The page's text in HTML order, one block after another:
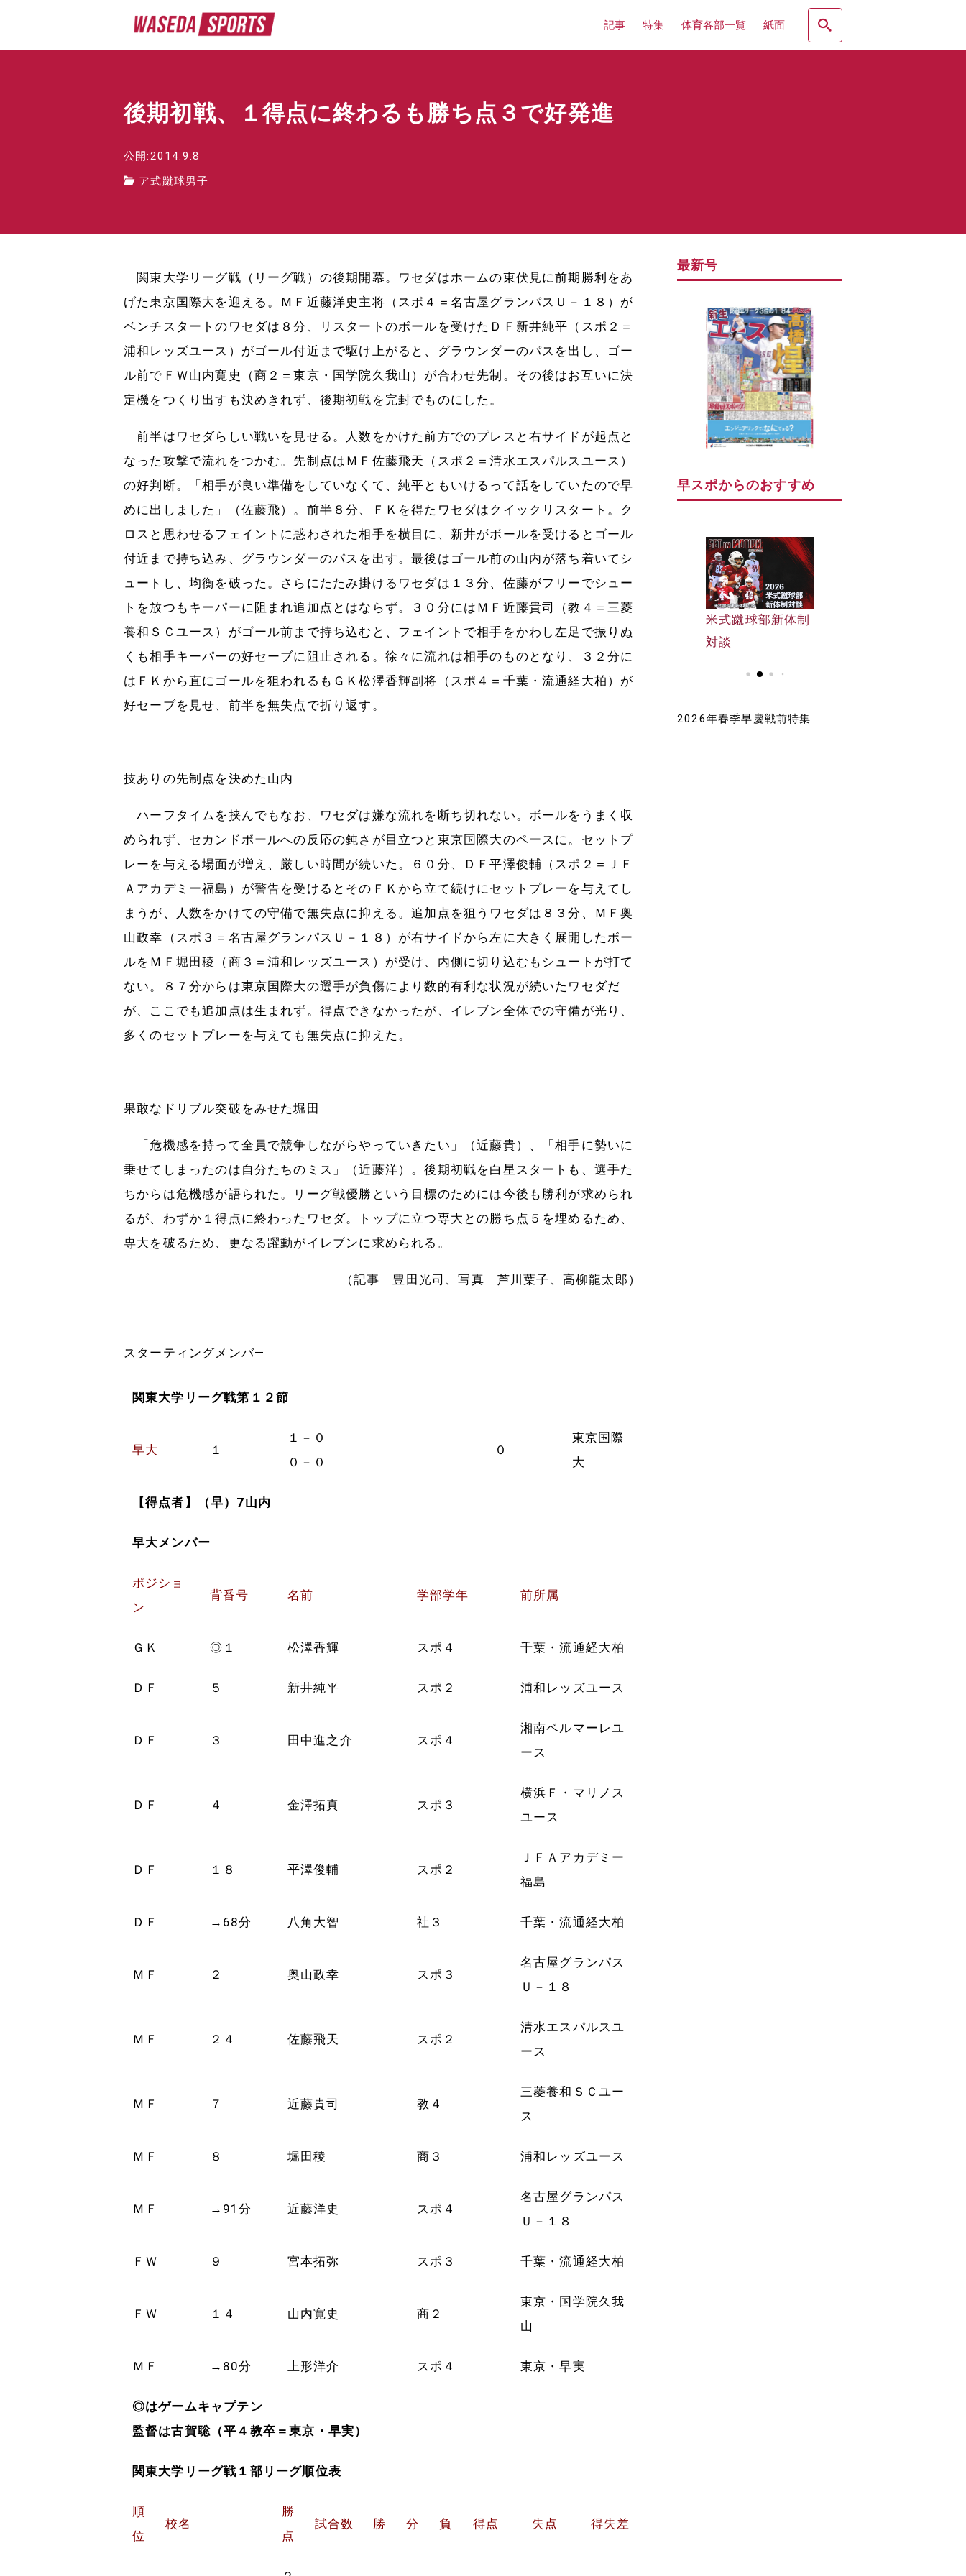
記事 特集 体育各部一覧 紙面
後期初戦、１得点に終わるも勝ち点３で好発進
公開:2014.9.8
ア式蹴球男子
関東大学リーグ戦（リーグ戦）の後期開幕。ワセダはホームの東伏見に前期勝利をあ
げた東京国際大を迎える。ＭＦ近藤洋史主将（スポ４＝名古屋グランパスＵ－１８）が
ベンチスタートのワセダは８分、リスタートのボールを受けたＤＦ新井純平（スポ２＝
浦和レッズユース）がゴール付近まで駆け上がると、グラウンダーのパスを出し、ゴー
ル前でＦＷ山内寛史（商２＝東京・国学院久我山）が合わせ先制。その後はお互いに決
定機をつくり出すも決めきれず、後期初戦を完封でものにした。
前半はワセダらしい戦いを見せる。人数をかけた前方でのプレスと右サイドが起点と
なった攻撃で流れをつかむ。先制点はＭＦ佐藤飛天（スポ２＝清水エスパルスユース）
の好判断。「相手が良い準備をしていなくて、純平ともいけるって話をしていたので早
めに出しました」（佐藤飛）。前半８分、ＦＫを得たワセダはクイックリスタート。ク
ロスと思わせるフェイントに惑わされた相手を横目に、新井がボールを受けるとゴール
付近まで持ち込み、グラウンダーのパスを出す。最後はゴール前の山内が落ち着いてシ
ュートし、均衡を破った。さらにたたみ掛けるワセダは１３分、佐藤がフリーでシュー
トを放つもキーパーに阻まれ追加点とはならず。３０分にはＭＦ近藤貴司（教４＝三菱
養和ＳＣユース）がゴール前まで持ち込むと、フェイントで相手をかわし左足で振りぬ
くも相手キーパーの好セーブに阻止される。徐々に流れは相手のものとなり、３２分に
はＦＫから直にゴールを狙われるもＧＫ松澤香輝副将（スポ４＝千葉・流通経大柏）が
好セーブを見せ、前半を無失点で折り返す。
技ありの先制点を決めた山内
ハーフタイムを挟んでもなお、ワセダは嫌な流れを断ち切れない。ボールをうまく収
められず、セカンドボールへの反応の鈍さが目立つと東京国際大のペースに。セットプ
レーを与える場面が増え、厳しい時間が続いた。６０分、ＤＦ平澤俊輔（スポ２＝ＪＦ
Ａアカデミー福島）が警告を受けるとそのＦＫから立て続けにセットプレーを与えてし
まうが、人数をかけての守備で無失点に抑える。追加点を狙うワセダは８３分、ＭＦ奥
山政幸（スポ３＝名古屋グランパスＵ－１８）が右サイドから左に大きく展開したボー
ルをＭＦ堀田稜（商３＝浦和レッズユース）が受け、内側に切り込むもシュートが打て
ない。８７分からは東京国際大の選手が負傷により数的有利な状況が続いたワセダだ
が、ここでも追加点は生まれず。得点できなかったが、イレブン全体での守備が光り、
多くのセットプレーを与えても無失点に抑えた。
果敢なドリブル突破をみせた堀田
「危機感を持って全員で競争しながらやっていきたい」（近藤貴）、「相手に勢いに
乗せてしまったのは自分たちのミス」（近藤洋）。後期初戦を白星スタートも、選手た
ちからは危機感が語られた。リーグ戦優勝という目標のためには今後も勝利が求められ
るが、わずか１得点に終わったワセダ。トップに立つ専大との勝ち点５を埋めるため、
専大を破るため、更なる躍動がイレブンに求められる。
（記事 豊田光司、写真 芦川葉子、高柳龍太郎）
スターティングメンバ―
関東大学リーグ戦第１２節
早大 １
１－０
０－０
０
東京国際
大
【得点者】（早）7山内
早大メンバー
ポジショ
ン
背番号 名前 学部学年 前所属
ＧＫ ◎１ 松澤香輝 スポ４ 千葉・流通経大柏
ＤＦ ５ 新井純平 スポ２ 浦和レッズユース
ＤＦ ３ 田中進之介 スポ４
湘南ベルマーレユ
ース
ＤＦ ４ 金澤拓真 スポ３
横浜Ｆ・マリノス
ユース
ＤＦ １８ 平澤俊輔 スポ２
ＪＦＡアカデミー
福島
ＤＦ →68分 八角大智 社３ 千葉・流通経大柏
ＭＦ ２ 奥山政幸 スポ３
名古屋グランパス
Ｕ－１８
ＭＦ ２４ 佐藤飛天 スポ２
清水エスパルスユ
ース
ＭＦ ７ 近藤貴司 教４
三菱養和ＳＣユー
ス
ＭＦ ８ 堀田稜 商３ 浦和レッズユース
ＭＦ →91分 近藤洋史 スポ４
名古屋グランパス
Ｕ－１８
ＦＷ ９ 宮本拓弥 スポ３ 千葉・流通経大柏
ＦＷ １４ 山内寛史 商２
東京・国学院久我
山
ＭＦ →80分 上形洋介 スポ４ 東京・早実
◎はゲームキャプテン
監督は古賀聡（平４教卒＝東京・早実）
関東大学リーグ戦１部リーグ順位表
順
位
校名
勝
点
試合数 勝 分 負 得点 失点 得失差
最新号
早スポからのおすすめ
早大野球部選手名
鑑
米式蹴球部新体制
対談
早大野球部選手名
鑑
2026年春季早慶戦前特集